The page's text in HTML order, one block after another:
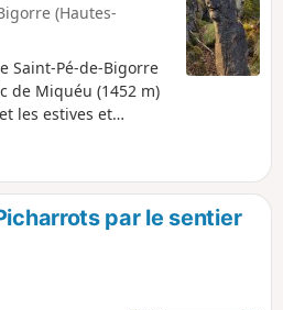
(Hautes-
Saint-Pé-de-Bigorre
de Miquéu (1452 m)
les estives et
sentiers
les cartes, ce qui en
Au retour, se
de Calihourc, avec
célébré
Abadie dans son
par le sentier